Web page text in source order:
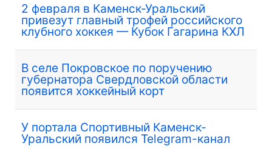
2 февраля в Каменск-Уральский
привезут главный трофей российского
клубного хоккея — Кубок Гагарина КХЛ
В селе Покровское по поручению
губернатора Свердловской области
появится хоккейный корт
У портала Спортивный Каменск-
Уральский появился Telegram-канал